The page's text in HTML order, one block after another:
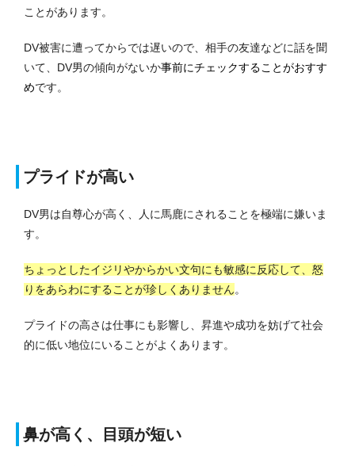
ことがあります。
DV被害に遭ってからでは遅いので、相手の友達などに話を聞
いて、DV男の傾向がないか事前にチェックすることがおすす
めです。
プライドが高い
DV男は自尊心が高く、人に馬鹿にされることを極端に嫌いま
す。
ちょっとしたイジリやからかい文句にも敏感に反応して、怒
りをあらわにすることが珍しくありません。
プライドの高さは仕事にも影響し、昇進や成功を妨げて社会
的に低い地位にいることがよくあります。
鼻が高く、目頭が短い